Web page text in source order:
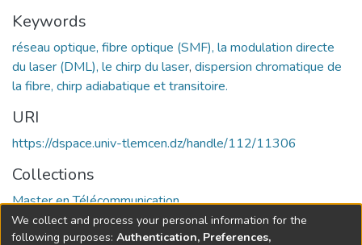
Keywords
réseau optique, fibre optique (SMF), la modulation directe
du laser (DML), le chirp du laser, dispersion chromatique de
la fibre, chirp adiabatique et transitoire.
URI
https://dspace.univ-tlemcen.dz/handle/112/11306
Collections
Master en Télécommunication
Full item page
We collect and process your personal information for the
following purposes: Authentication, Preferences,